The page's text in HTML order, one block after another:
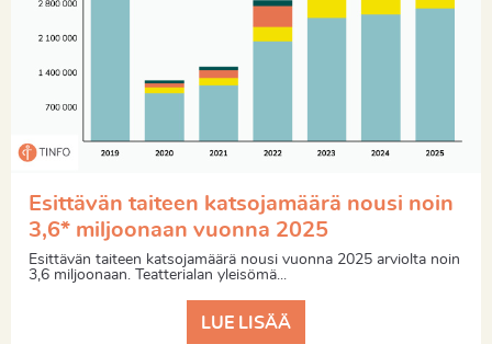
Esittävän taiteen katsojamäärä nousi noin
3,6* miljoonaan vuonna 2025
Esittävän taiteen katsojamäärä nousi vuonna 2025 arviolta noin
3,6 miljoonaan. Teatterialan yleisömä...
LUE LISÄÄ